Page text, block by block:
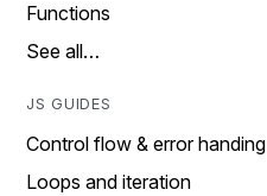
Functions
See all…
JS GUIDES
Control flow & error handing
Loops and iteration